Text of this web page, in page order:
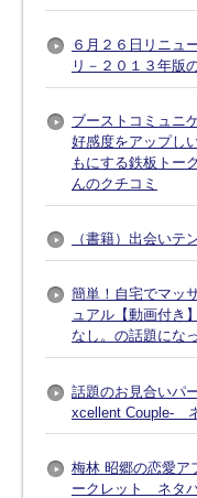
６月２６日リニュ
リ－２０１３年版
ブーストコミュニ
好感度をアップし
もにする鉄板トー
んのクチコミ
（書籍）出会いテ
簡単！自宅でマッ
ュアル【動画付き
なし。の話題にな
話題のお見合いパ
xcellent Couple-
梅林 昭郷の恋愛ア
ークレット ネタ